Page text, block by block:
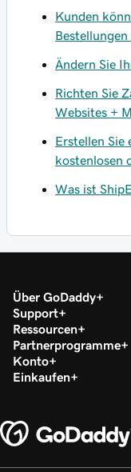
Kunden
Ändern Sie
Richten Sie
Websites +
Erstellen Sie
kostenlosen
Was ist
Über GoDaddy
Support
Ressourcen
Partnerprogramme
Konto
Einkaufen